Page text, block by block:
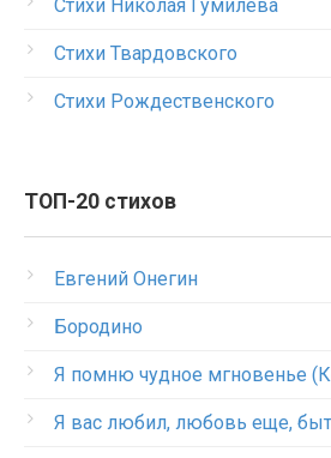
Стихи Николая Гумилева
Стихи Твардовского
Стихи Рождественского
ТОП-20 стихов
Евгений Онегин
Бородино
Я помню чудное мгновенье
Я вас любил, любовь еще,